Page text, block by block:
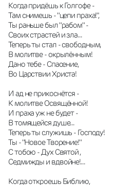
Когда придёшь к Голгофе -
Там снимешь - "цепи праха!",
Ты раньше был "рабом" -
Своих страстей и зла...
Теперь ты стал - свободным,
В молитве - окрылённым!
Дано тебе - Спасение,
Во Царствии Христа!
И ад не прикоснётся -
К молитве Освящённой!
И праха уж не будет -
В томящейся душе...
Теперь ты служишь - Господу!
Ты - "Новое Творение!"
С тобою - Дух Святой ,
Седмижды и вдвойне!...
Когда откроешь Библию,